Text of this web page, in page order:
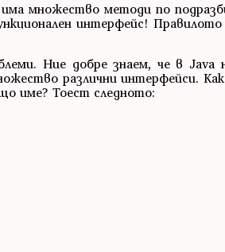
множество методи по
интерфейс! Правилото
Ние добре знаем, че в Java
различни интерфейси.
име? Тоест следното: